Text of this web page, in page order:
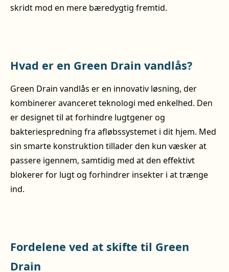
skridt mod en mere bæredygtig fremtid.
Hvad er en Green Drain vandlås?
Green Drain vandlås er en innovativ løsning, der
kombinerer avanceret teknologi med enkelhed. Den
er designet til at forhindre lugtgener og
bakteriespredning fra afløbssystemet i dit hjem. Med
sin smarte konstruktion tillader den kun væsker at
passere igennem, samtidig med at den effektivt
blokerer for lugt og forhindrer insekter i at trænge
ind.
Fordelene ved at skifte til Green
Drain